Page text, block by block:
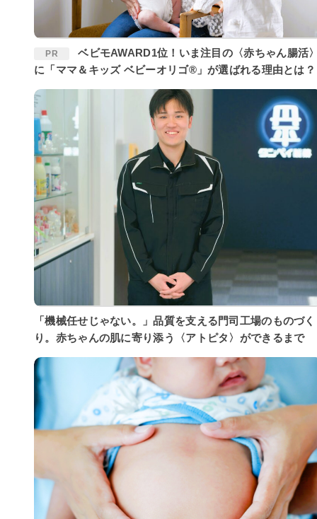
PR
ベビモAWARD1位！いま注目の〈赤ちゃん腸活〉
に「ママ＆キッズ ベビーオリゴ®」が選ばれる理由とは？
「機械任せじゃない。」品質を支える門司工場のものづく
り。赤ちゃんの肌に寄り添う〈アトピタ〉ができるまで